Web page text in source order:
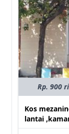
Rp. 900
Kos
lantai